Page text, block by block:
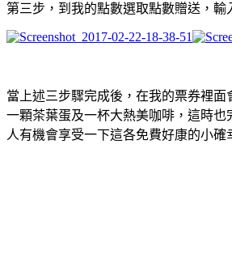
第三步，到我的點數選取點數贈送，輸
當上述三步驟完成後，在我的票券裡
一顆茶葉蛋及一杯大熱美咖啡，這時也
人有機會享受一下這各免費好康的小確